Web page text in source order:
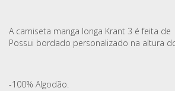
A camiseta manga longa Krant 3 é feita
Possui bordado personalizado na altura
-100% Algodão.